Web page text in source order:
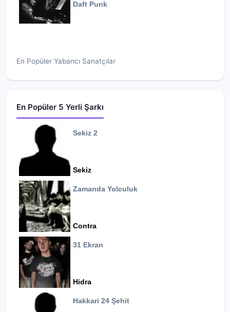
Daft Punk
En Popüler Yabancı Sanatçılar
En Popüler 5 Yerli Şarkı
Sekiz 2
Sekiz
Zamanda Yolculuk
Contra
31 Ekran
Hidra
Hakkari 24 Şehit